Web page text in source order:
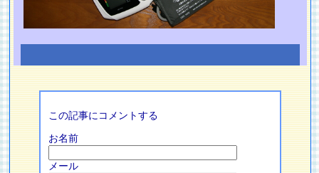
この記事にコメントする
お名前
メール